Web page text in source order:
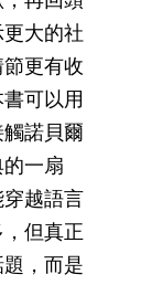
大的社
更有收
可以用
諾貝爾
一扇
越語言
但真正
，而是